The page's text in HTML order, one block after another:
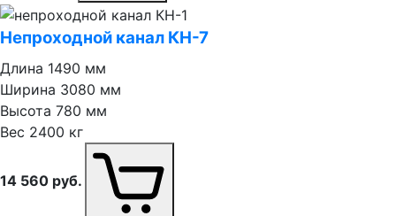
Непроходной канал КН⁠-⁠7
Длина 1490 мм
Ширина 3080 мм
Высота 780 мм
Вес 2400 кг
14 560 руб.